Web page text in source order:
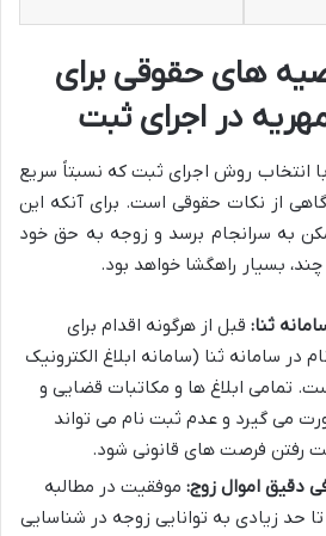
های حقوقی برای
در اجرای ثبت
انتخاب روش اجرای ثبت که نسبتاً سریع
از نکات حقوقی است. برای آنکه این
به سرانجام برسد و زوجه به حق خود
بسیار راهگشا خواهد بود.
ثنا: قبل از هرگونه اقدام برای
در سامانه ثنا (سامانه ابلاغ الکترونیک
تمامی ابلاغ ها و مکاتبات قضایی و
می گیرد و عدم ثبت نام می تواند
رفتن فرصت های قانونی شود.
دقیق اموال زوج: موفقیت در مطالبه
حد زیادی به توانایی زوجه در شناسایی